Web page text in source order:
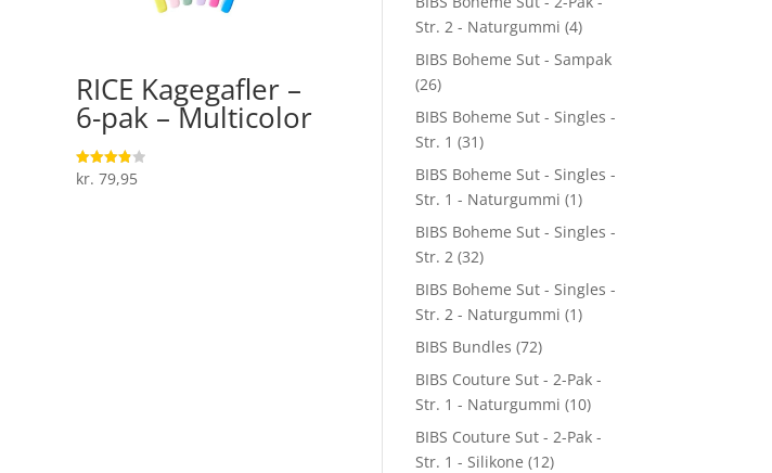
RICE Kagegafler –
6-pak – Multicolor
Vurderet
3.9
kr. 79,95
Str. 2 - Naturgummi (4)
BIBS Boheme Sut - Sampak
(26)
BIBS Boheme Sut - Singles -
Str. 1 (31)
BIBS Boheme Sut - Singles -
Str. 1 - Naturgummi (1)
BIBS Boheme Sut - Singles -
Str. 2 (32)
BIBS Boheme Sut - Singles -
Str. 2 - Naturgummi (1)
BIBS Bundles (72)
BIBS Couture Sut - 2-Pak -
Str. 1 - Naturgummi (10)
BIBS Couture Sut - 2-Pak -
Str. 1 - Silikone (12)